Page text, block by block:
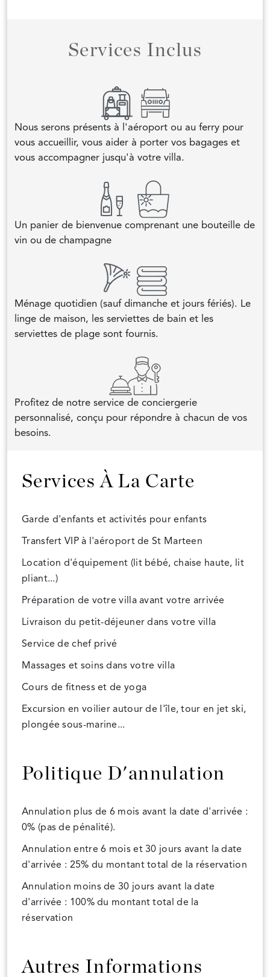
Services Inclus
Nous serons présents à l'aéroport ou au ferry pour
vous accueillir, vous aider à porter vos bagages et
vous accompagner jusqu'à votre villa.
Un panier de bienvenue comprenant une bouteille de
vin ou de champagne
Ménage quotidien (sauf dimanche et jours fériés). Le
linge de maison, les serviettes de bain et les
serviettes de plage sont fournis.
Profitez de notre service de conciergerie
personnalisé, conçu pour répondre à chacun de vos
besoins.
Services À La Carte
Garde d'enfants et activités pour enfants
Transfert VIP à l'aéroport de St Marteen
Location d'équipement (lit bébé, chaise haute, lit
pliant...)
Préparation de votre villa avant votre arrivée
Livraison du petit-déjeuner dans votre villa
Service de chef privé
Massages et soins dans votre villa
Cours de fitness et de yoga
Excursion en voilier autour de l'île, tour en jet ski,
plongée sous-marine...
Politique D'annulation
Annulation plus de 6 mois avant la date d'arrivée :
0% (pas de pénalité).
Annulation entre 6 mois et 30 jours avant la date
d'arrivée : 25% du montant total de la réservation
Annulation moins de 30 jours avant la date
d'arrivée : 100% du montant total de la
réservation
Autres Informations